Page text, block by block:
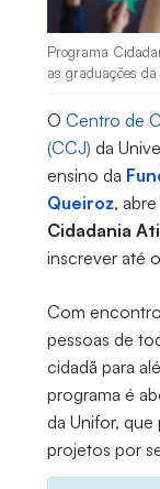
Programa
as graduações
O Centro de
(CCJ) da
ensino da
Queiroz,
Cidadania
inscrever até
Com
pessoas de
cidadã para
programa é
da Unifor,
projetos por